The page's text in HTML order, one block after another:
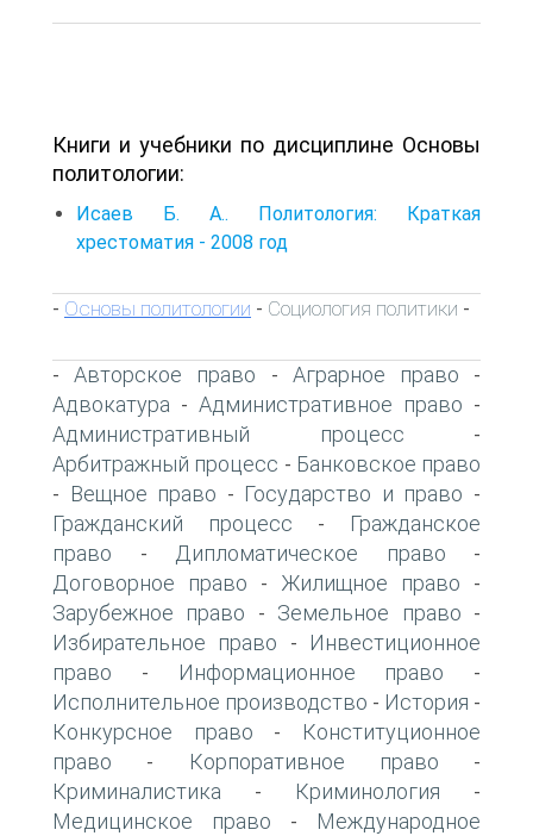
Книги и учебники по дисциплине Основы
политологии:
Исаев Б. А.. Политология: Краткая
хрестоматия - 2008 год
- Основы политологии - Социология политики -
-Авторское право - Аграрное право -
Адвокатура - Административное право -
Административный процесс -
Арбитражный процесс - Банковское право
- Вещное право - Государство и право -
Гражданский процесс -
Гражданское
право - Дипломатическое право -
Договорное право - Жилищное право -
Зарубежное право - Земельное право -
Избирательное право -
Инвестиционное
право - Информационное право -
Исполнительное производство - История -
Конкурсное право -
Конституционное
право - Корпоративное право -
Криминалистика - Криминология -
Медицинское право -
Международное